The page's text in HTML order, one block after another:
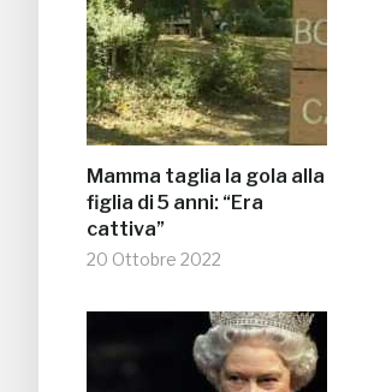
Mamma taglia la gola alla
figlia di 5 anni: “Era
cattiva”
20 Ottobre 2022